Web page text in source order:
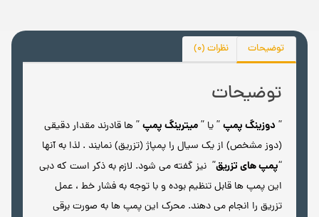
توضیحات نظرات (0)
توضیحات
”دوزینگ پمپ” يا ”میترینگ پمپ” ها قادرند مقدار دقیقی
(دوز مشخص) از یک سیال را پمپاژ (تزریق) نمایند . لذا به آنها
“پمپ های تزریق” نیز گفته می شود. لازم به ذکر است که دبی
این پمپ ها قابل تنظیم بوده و با توجه به فشار خط ، عمل
تزریق را انجام می دهند. محرک این پمپ ها به صورت برقی